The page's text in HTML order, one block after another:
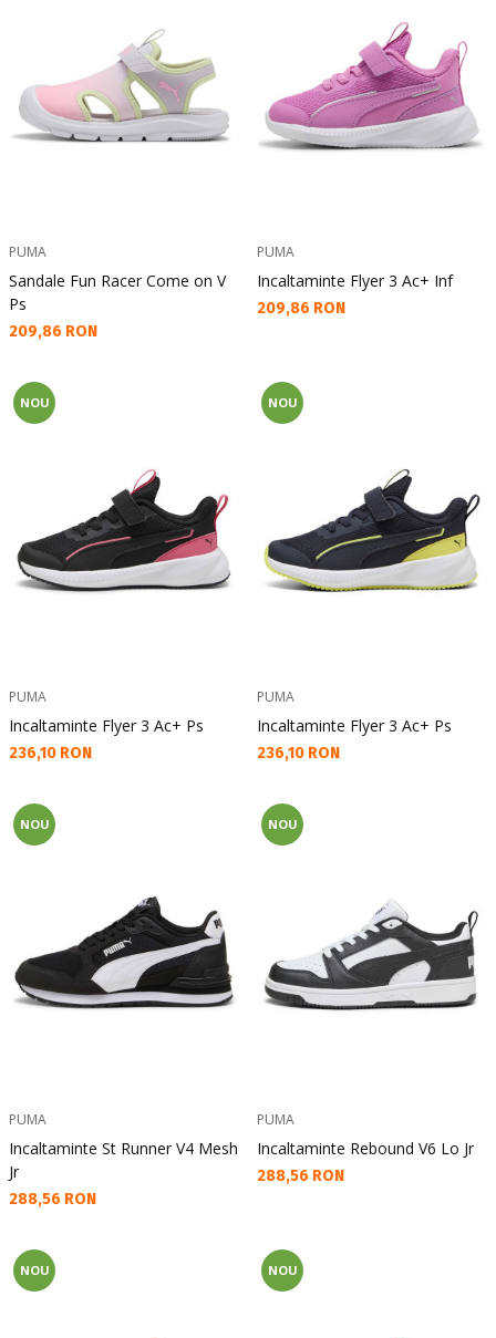
PUMA
Sandale Fun Racer Come on V
Ps
Текуща цена:
209,86 RON
PUMA
Incaltaminte Flyer 3 Ac+ Inf
Текуща цена:
209,86 RON
NOU
PUMA
Incaltaminte Flyer 3 Ac+ Ps
Текуща цена:
236,10 RON
NOU
PUMA
Incaltaminte Flyer 3 Ac+ Ps
Текуща цена:
236,10 RON
NOU
PUMA
Incaltaminte St Runner V4 Mesh
Jr
Текуща цена:
288,56 RON
NOU
PUMA
Incaltaminte Rebound V6 Lo Jr
Текуща цена:
288,56 RON
NOU NOU